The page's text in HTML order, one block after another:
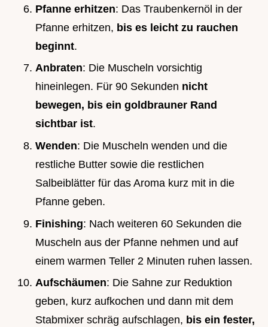
Pfanne erhitzen: Das Traubenkernöl in der
Pfanne erhitzen, bis es leicht zu rauchen
beginnt.
Anbraten: Die Muscheln vorsichtig
hineinlegen. Für 90 Sekunden nicht
bewegen, bis ein goldbrauner Rand
sichtbar ist.
Wenden: Die Muscheln wenden und die
restliche Butter sowie die restlichen
Salbeiblätter für das Aroma kurz mit in die
Pfanne geben.
Finishing: Nach weiteren 60 Sekunden die
Muscheln aus der Pfanne nehmen und auf
einem warmen Teller 2 Minuten ruhen lassen.
Aufschäumen: Die Sahne zur Reduktion
geben, kurz aufkochen und dann mit dem
Stabmixer schräg aufschlagen, bis ein fester,